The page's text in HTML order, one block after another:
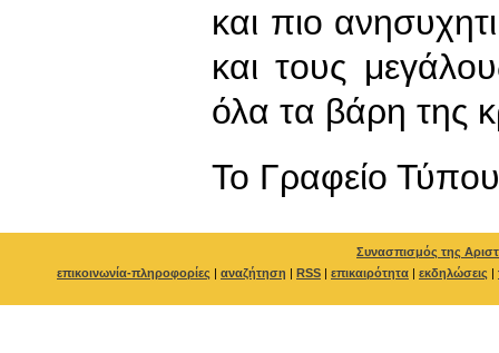
και πιο
και τους
όλα τα βάρη της
To Γραφείο Τύπου
Συνασπισμός της
επικοινωνία-πληροφορίες | αναζήτηση | RSS | επικαιρότητα | εκδηλώσεις |